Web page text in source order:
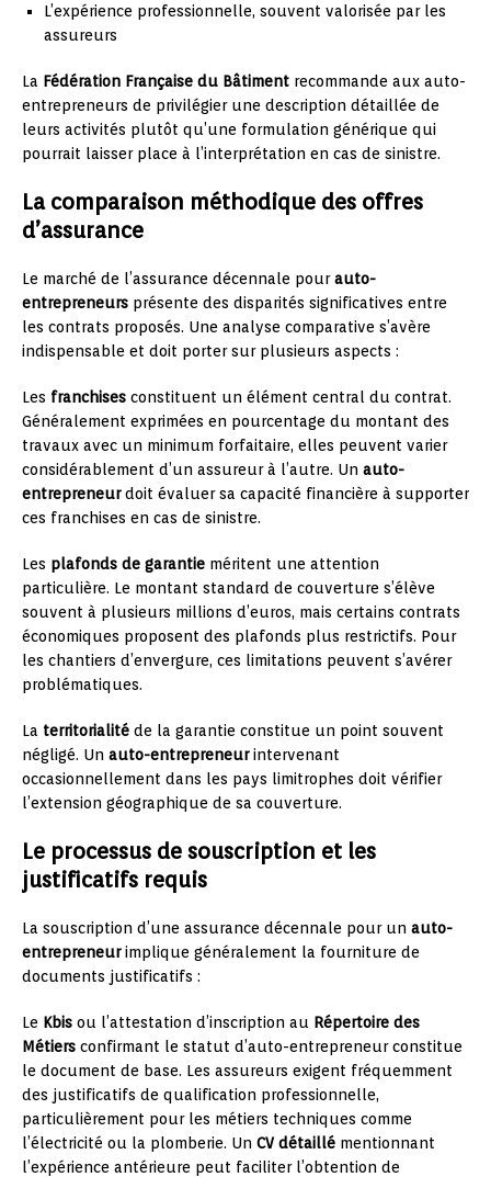
L’expérience professionnelle, souvent valorisée par les
assureurs
La Fédération Française du Bâtiment recommande aux auto-
entrepreneurs de privilégier une description détaillée de
leurs activités plutôt qu’une formulation générique qui
pourrait laisser place à l’interprétation en cas de sinistre.
La comparaison méthodique des offres
d’assurance
Le marché de l’assurance décennale pourauto-
entrepreneurs présente des disparités significatives entre
les contrats proposés. Une analyse comparative s’avère
indispensable et doit porter sur plusieurs aspects :
Les franchises constituent un élément central du contrat.
Généralement exprimées en pourcentage du montant des
travaux avec un minimum forfaitaire, elles peuvent varier
considérablement d’un assureur à l’autre. Un auto-
entrepreneurdoit évaluer sa capacité financière à supporter
ces franchises en cas de sinistre.
Les plafonds de garantie méritent une attention
particulière. Le montant standard de couverture s’élève
souvent à plusieurs millions d’euros, mais certains contrats
économiques proposent des plafonds plus restrictifs. Pour
les chantiers d’envergure, ces limitations peuvent s’avérer
problématiques.
La territorialité de la garantie constitue un point souvent
négligé. Un auto-entrepreneurintervenant
occasionnellement dans les pays limitrophes doit vérifier
l’extension géographique de sa couverture.
Le processus de souscription et les
justificatifs requis
La souscription d’une assurance décennale pour un auto-
entrepreneurimplique généralement la fourniture de
documents justificatifs :
Le Kbis ou l’attestation d’inscription au Répertoire des
Métiers confirmant le statut d’auto-entrepreneur constitue
le document de base. Les assureurs exigent fréquemment
des justificatifs de qualification professionnelle,
particulièrement pour les métiers techniques comme
l’électricité ou la plomberie. Un CV détaillé mentionnant
l’expérience antérieure peut faciliter l’obtention de